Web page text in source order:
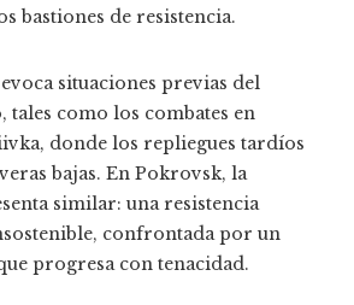
bastiones de resistencia.
situaciones previas del
tales como los combates en
donde los repliegues tardíos
bajas. En Pokrovsk, la
similar: una resistencia
confrontada por un
progresa con tenacidad.